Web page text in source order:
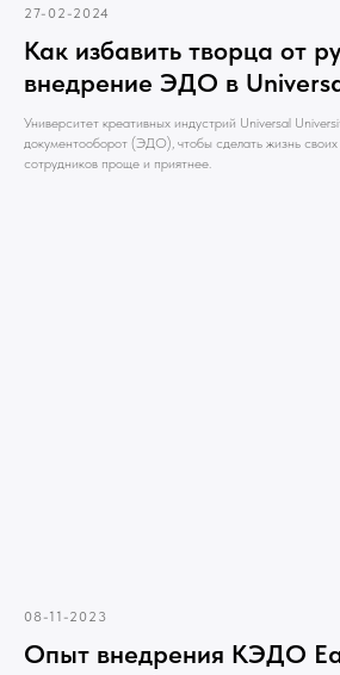
27-02-2024
Как избавить творца от
внедрение ЭДО в
Университет креативных индустрий Universal
документооборот (ЭДО), чтобы сделать жизнь своих
сотрудников проще и приятнее.
08-11-2023
Опыт внедрения КЭДО